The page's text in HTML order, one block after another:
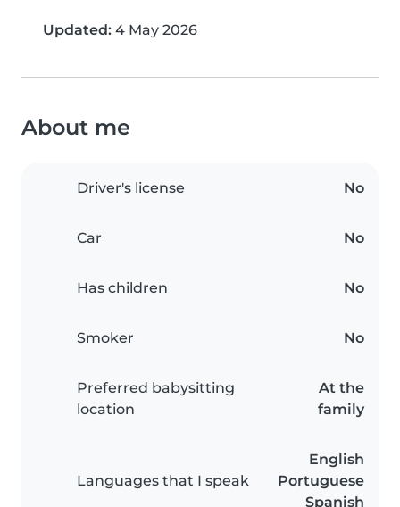
Updated: 4 May 2026
About me
Driver's license No
Car No
Has children No
Smoker No
Preferred babysitting
location
At the
family
Languages that I speak
English
Portuguese
Spanish